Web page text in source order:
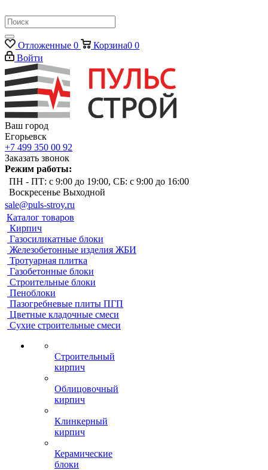
Отложенные 0 Корзина0 0
Войти
Ваш город
Егорьевск
+7 499 350 00 92
Заказать звонок
Режим работы:
ПН - ПТ: с 9:00 до 19:00, СБ: с 9:00 до 16:00
Воскресенье Выходной
sale@puls-stroy.ru
Каталог товаров
Кирпич
Газосиликатные блоки
Железобетонные изделия ЖБИ
Тротуарная плитка
Газобетонные блоки
Строительные блоки
Пеноблоки
Пазогребневые плиты ПГП
Цветные кладочные смеси
Сухие строительные смеси
Строительный
кирпич
Облицовочный
кирпич
Клинкерный
кирпич
Керамические
блоки